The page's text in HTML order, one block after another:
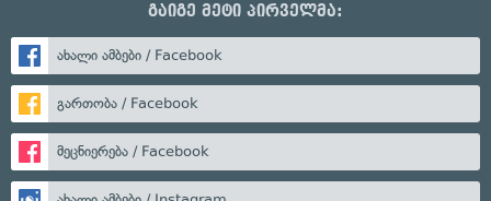
გაიგე მეტი პირველმა:
ახალი ამბები / Facebook
გართობა / Facebook
მეცნიერება / Facebook